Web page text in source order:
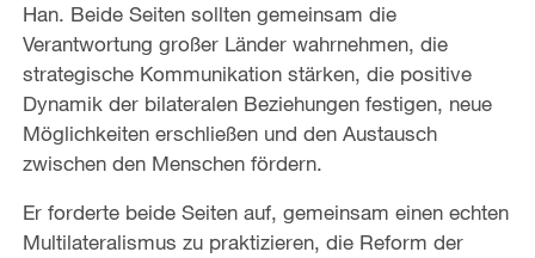
Han. Beide Seiten sollten gemeinsam die
Verantwortung großer Länder wahrnehmen, die
strategische Kommunikation stärken, die positive
Dynamik der bilateralen Beziehungen festigen, neue
Möglichkeiten erschließen und den Austausch
zwischen den Menschen fördern.
Er forderte beide Seiten auf, gemeinsam einen echten
Multilateralismus zu praktizieren, die Reform der